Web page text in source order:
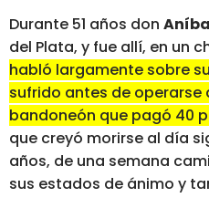
Durante 51 años don
del Plata, y fue allí, en un
habló largamente sobre
sufrido antes de operarse
bandoneón que pagó 40
que creyó morirse al día
años, de una semana
sus estados de ánimo y